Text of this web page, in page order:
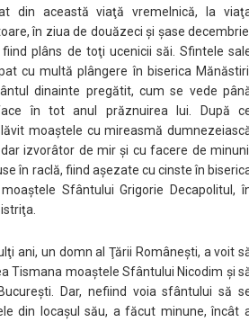
din această viaţă vremelnică, la
în ziua de douăzeci şi şase
plâns de toţi ucenicii săi. Sfintele
cu multă plângere în biserica
dinainte pregătit, cum se vede
în tot anul prăznuirea lui. După
moaştele cu mireasmă
izvorâtor de mir şi cu facere de
în raclă, fiind aşezate cu cinste în
Sfântului Grigorie Decapolitul,
ani, un domn al Ţării Româneşti, a voit
Tismana moaştele Sfântului Nicodim şi
Dar, nefiind voia sfântului să
din locaşul său, a făcut minune, încât